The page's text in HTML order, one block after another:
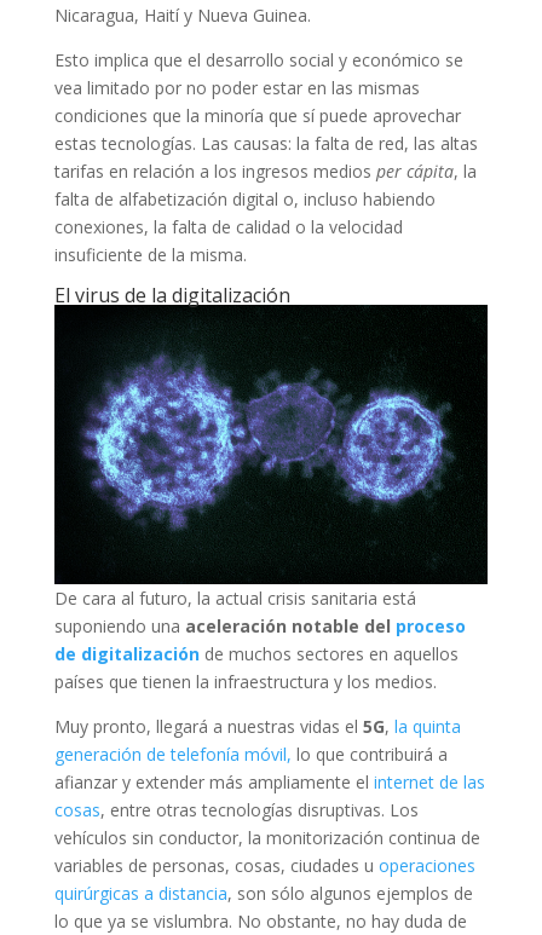
Nicaragua, Haití y Nueva Guinea.
Esto implica que el desarrollo social y económico se
vea limitado por no poder estar en las mismas
condiciones que la minoría que sí puede aprovechar
estas tecnologías. Las causas: la falta de red, las altas
tarifas en relación a los ingresos medios per cápita, la
falta de alfabetización digital o, incluso habiendo
conexiones, la falta de calidad o la velocidad
insuficiente de la misma.
El virus de la digitalización
De cara al futuro, la actual crisis sanitaria está
suponiendo una aceleración notable del proceso
de digitalizaciónde muchos sectores en aquellos
países que tienen la infraestructura y los medios.
Muy pronto, llegará a nuestras vidas el 5G, la quinta
generación de telefonía móvil, lo que contribuirá a
afianzar y extender más ampliamente el internet de las
cosas, entre otras tecnologías disruptivas. Los
vehículos sin conductor, la monitorización continua de
variables de personas, cosas, ciudades u operaciones
quirúrgicas a distancia, son sólo algunos ejemplos de
lo que ya se vislumbra. No obstante, no hay duda de